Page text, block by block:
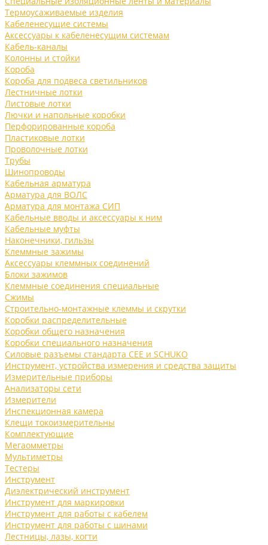
Термоусаживаемые изделия
Кабеленесущие системы
Аксессуары к кабеленесущим системам
Кабель-каналы
Колонны и стойки
Короба
Короба для подвеса светильников
Лестничные лотки
Листовые лотки
Лючки и напольные коробки
Перфорированные короба
Пластиковые лотки
Проволочные лотки
Трубы
Шинопроводы
Кабельная арматура
Арматура для ВОЛС
Арматура для монтажа СИП
Кабельные вводы и аксессуары к ним
Кабельные муфты
Наконечники, гильзы
Клеммные зажимы
Аксессуары клеммных соединений
Блоки зажимов
Клеммные соединения специальные
Сжимы
Строительно-монтажные клеммы и скрутки
Коробки распределительные
Коробки общего назначения
Коробки специального назначения
Силовые разъемы стандарта CEE и SCHUKO
Инструмент, устройства измерения и средства защиты
Измерительные приборы
Анализаторы сети
Измерители
Инспекционная камера
Клещи токоизмерительны
Комплектующие
Мегаомметры
Мультиметры
Тестеры
Инструмент
Диэлектрический инструмент
Инструмент для маркировки
Инструмент для работы с кабелем
Инструмент для работы с шинами
Лестницы, лазы, когти